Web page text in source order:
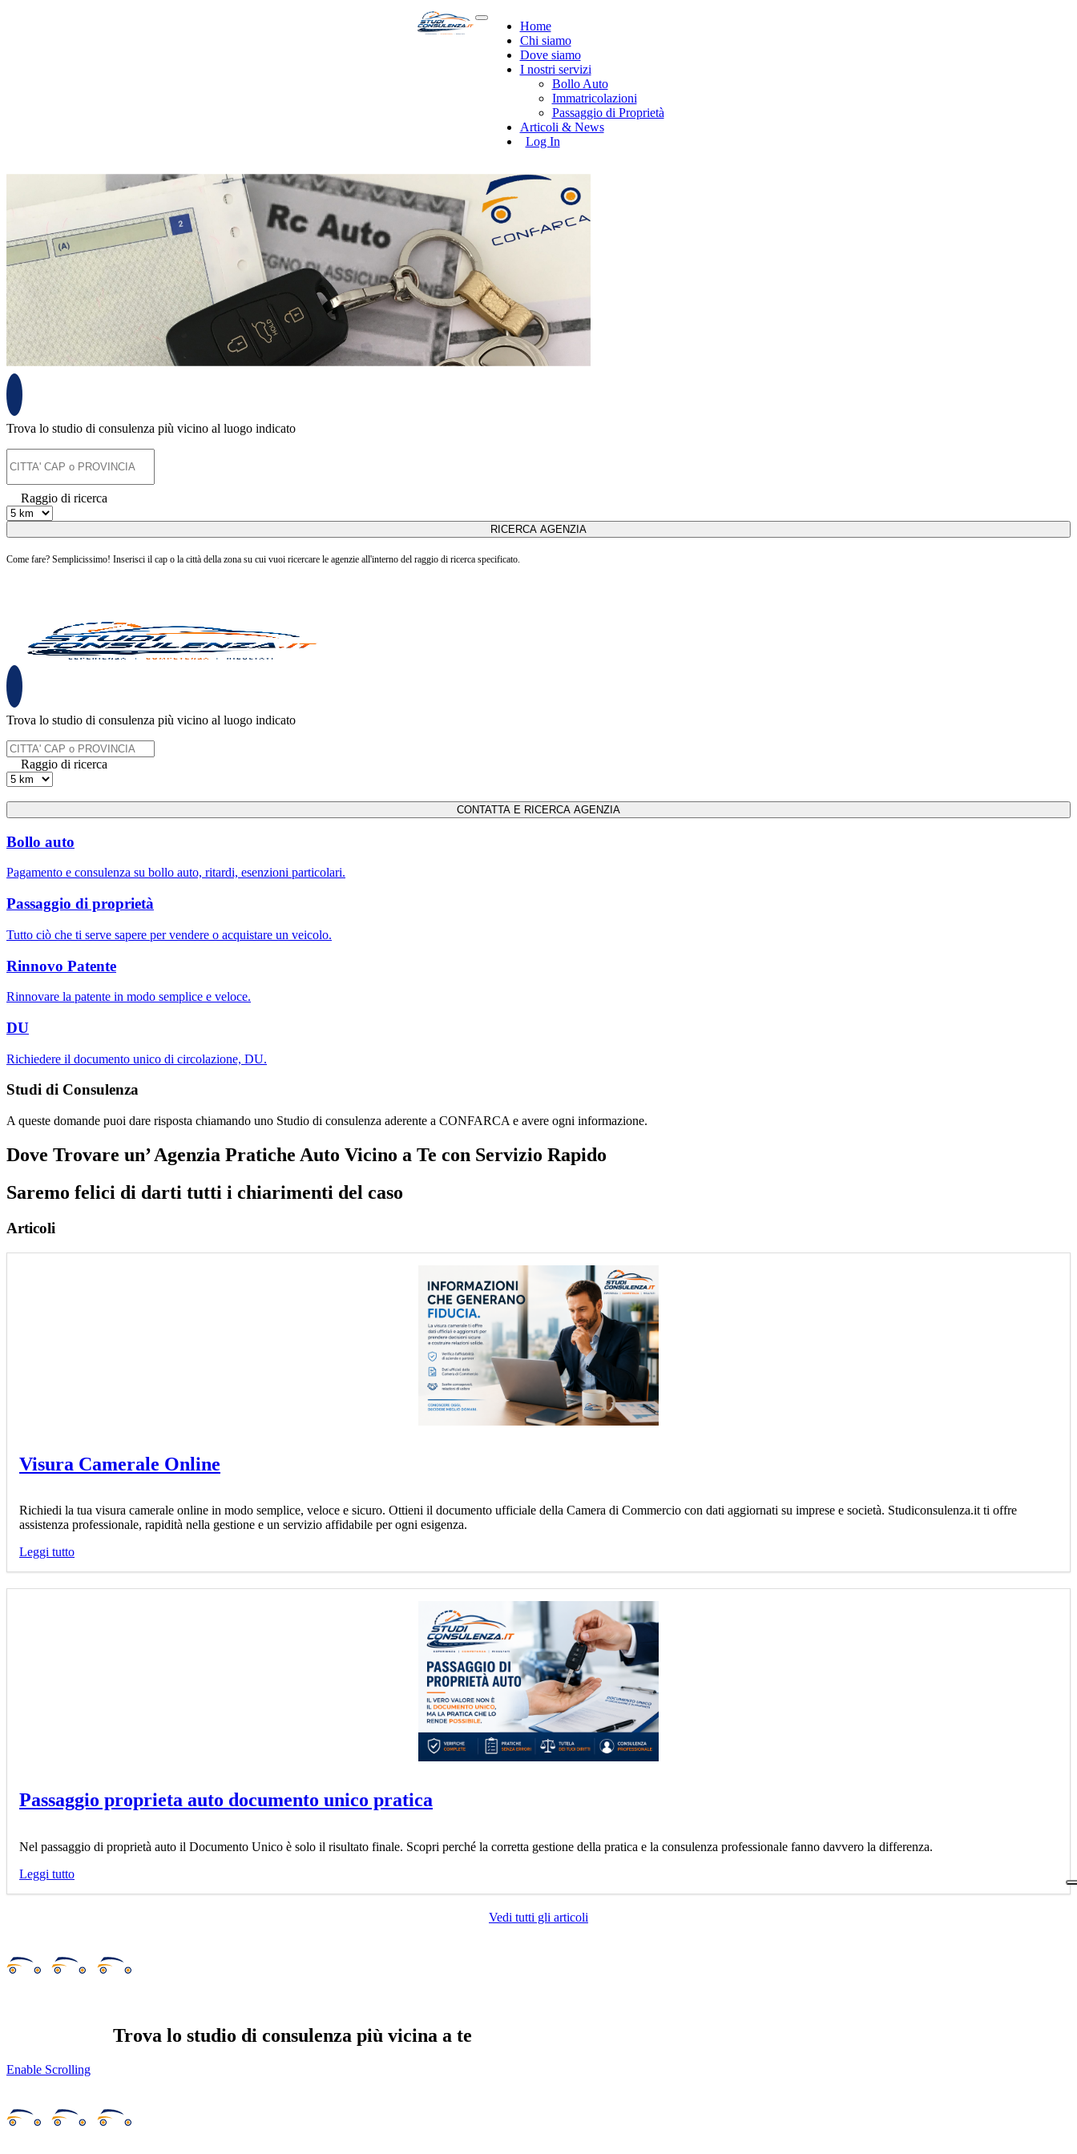
Home
Chi siamo
Dove siamo
I nostri servizi
Bollo Auto
Immatricolazioni
Passaggio di Proprietà
Articoli & News
Log In
Trova lo studio di consulenza più vicino al luogo indicato
Raggio di ricerca
Come fare? Semplicissimo! Inserisci il cap o la città della zona su cui vuoi ricercare le agenzie all'interno del raggio di ricerca specificato.
Trova lo studio di consulenza più vicino al luogo indicato
Raggio di ricerca
Bollo auto
Pagamento e consulenza su bollo auto, ritardi, esenzioni particolari.
Passaggio di proprietà
Tutto ciò che ti serve sapere per vendere o acquistare un veicolo.
Rinnovo Patente
Rinnovare la patente in modo semplice e veloce.
DU
Richiedere il documento unico di circolazione, DU.
Studi di Consulenza
A queste domande puoi dare risposta chiamando uno Studio di consulenza aderente a CONFARCA e avere ogni informazione.
Dove Trovare un’ Agenzia Pratiche Auto Vicino a Te con Servizio Rapido
Saremo felici di darti tutti i chiarimenti del caso
Articoli
Visura Camerale Online
Richiedi la tua visura camerale online in modo semplice, veloce e sicuro. Ottieni il documento ufficiale della Camera di Commercio con dati aggiornati su imprese e società. Studiconsulenza.it ti offre
assistenza professionale, rapidità nella gestione e un servizio affidabile per ogni esigenza.
Leggi tutto
Passaggio proprieta auto documento unico pratica
Nel passaggio di proprietà auto il Documento Unico è solo il risultato finale. Scopri perché la corretta gestione della pratica e la consulenza professionale fanno davvero la differenza.
Leggi tutto
Vedi tutti gli articoli
Trova lo studio di consulenza più vicina a te
Enable Scrolling